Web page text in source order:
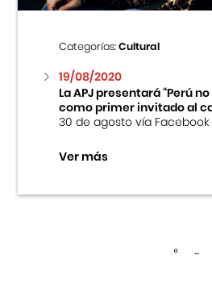
Categorías:Cultural
19/08/2020
La APJ presentará “Perú
como primer invitado al
30 de agosto vía Facebook
Ver más
« ...